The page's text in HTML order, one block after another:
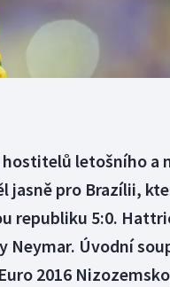
hostitelů letošního a
jasně pro Brazílii,
republiku 5:0.
Neymar. Úvodní
2016